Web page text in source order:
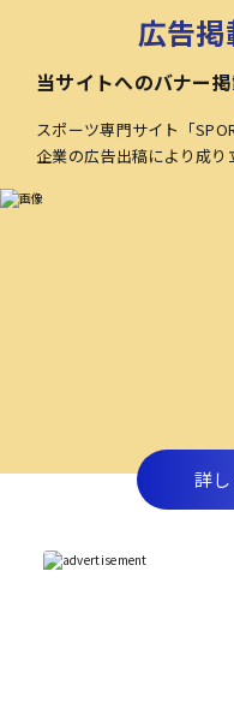
広告
当サイトへのバナー
スポーツ専門サイト「
企業の広告出稿により成り
詳